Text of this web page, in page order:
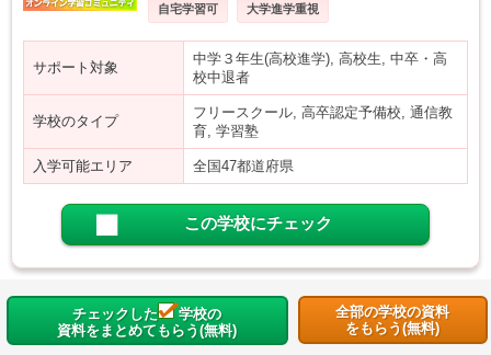
自宅学習可 大学進学重視
サポート対象
中学３年生(高校進学), 高校生, 中卒・高
校中退者
学校のタイプ
フリースクール, 高卒認定予備校, 通信教
育, 学習塾
入学可能エリア 全国47都道府県
この学校にチェック
チェックした
学校の
資料をまとめてもらう(無料)
全部の学校の資料
をもらう(無料)